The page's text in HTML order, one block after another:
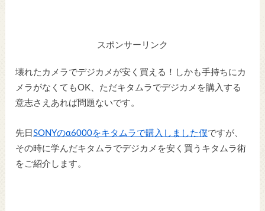
スポンサーリンク
壊れたカメラでデジカメが安く買える！しかも手持ちにカ
メラがなくてもOK、ただキタムラでデジカメを購入する
意志さえあれば問題ないです。
先日SONYのα6000をキタムラで購入しました僕ですが、
その時に学んだキタムラでデジカメを安く買うキタムラ術
をご紹介します。